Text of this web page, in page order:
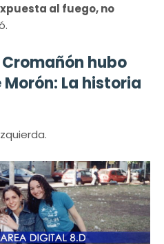
al fuego, no
hubo
La historia